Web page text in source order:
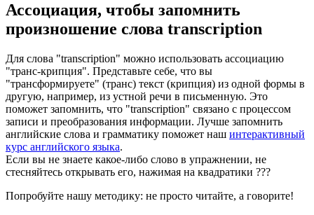
Ассоциация, чтобы запомнить
произношение слова transcription
Для слова "transcription" можно использовать ассоциацию
"транс-крипция". Представьте себе, что вы
"трансформируете" (транс) текст (крипция) из одной формы в
другую, например, из устной речи в письменную. Это
поможет запомнить, что "transcription" связано с процессом
записи и преобразования информации. Лучше запомнить
английские слова и грамматику поможет наш интерактивный
курс английского языка.
Если вы не знаете какое-либо слово в упражнении, не
стесняйтесь открывать его, нажимая на квадратики ???
Попробуйте нашу методику: не просто читайте, а говорите!